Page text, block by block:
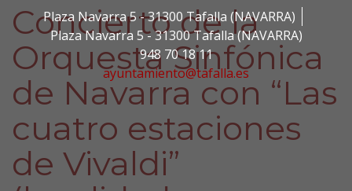
Plaza Navarra 5 - 31300 Tafalla (NAVARRA)
Plaza Navarra 5 - 31300 Tafalla (NAVARRA)
948 70 18 11
ayuntamiento@tafalla.es
Concierto de la
Orquesta Sinfónica
de Navarra con “Las
cuatro estaciones
de Vivaldi”